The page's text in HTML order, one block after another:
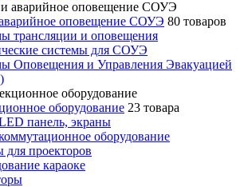
оповещение СОУЭ 80 товаров
трансляции и оповещения
системы для СОУЭ
Оповещения и Управления Эвакуацией
оборудование 23 товара
панель, экраны
оборудование
для проекторов
караоке